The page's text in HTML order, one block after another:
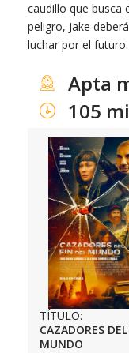
caudillo que busca
peligro, Jake
luchar por el futuro.
Apta
105
TÍTULO:
CAZADORES
MUNDO